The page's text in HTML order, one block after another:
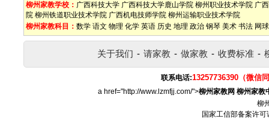
柳州家教学校： 广西科技大学 广西科技大学鹿山学院 柳州职业技术学院 广
院 柳州铁道职业技术学院 广西机电技师学院 柳州运输职业技术学院
柳州家教科目： 数学 语文 物理 化学 英语 历史 地理 政治 钢琴 美术 书法 网球
关于我们 - 请家教 - 做家教 - 收费标准 -
联系电话:13257736390（微信
a href="http://www.lzmfjj.com/">柳州家教网 柳州家教
柳
国家工信部备案许可